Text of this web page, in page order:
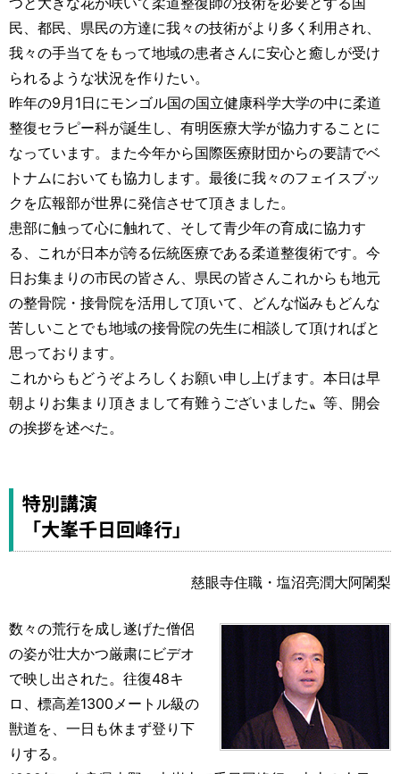
民、都民、県民の方達に我々の技術がより多く利用され、
我々の手当てをもって地域の患者さんに安心と癒しが受け
られるような状況を作りたい。
昨年の9月1日にモンゴル国の国立健康科学大学の中に柔道
整復セラピー科が誕生し、有明医療大学が協力することに
なっています。また今年から国際医療財団からの要請でベ
トナムにおいても協力します。最後に我々のフェイスブッ
クを広報部が世界に発信させて頂きました。
患部に触って心に触れて、そして青少年の育成に協力す
る、これが日本が誇る伝統医療である柔道整復術です。今
日お集まりの市民の皆さん、県民の皆さんこれからも地元
の整骨院・接骨院を活用して頂いて、どんな悩みもどんな
苦しいことでも地域の接骨院の先生に相談して頂ければと
思っております。
これからもどうぞよろしくお願い申し上げます。本日は早
朝よりお集まり頂きまして有難うございました〟等、開会
の挨拶を述べた。
特別講演
「大峯千日回峰行」
慈眼寺住職・塩沼亮潤大阿闍梨
数々の荒行を成し遂げた僧侶
の姿が壮大かつ厳粛にビデオ
で映し出された。往復48キ
ロ、標高差1300メートル級の
獣道を、一日も休まず登り下
りする。